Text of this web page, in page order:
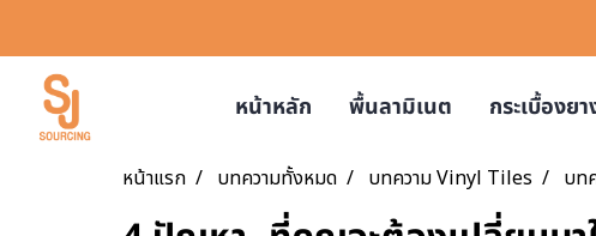
หน้าหลัก พื้นลามิเนต กระเบื้องยา
หน้าแรก บทความทั้งหมด บทความ Vinyl Tiles บท